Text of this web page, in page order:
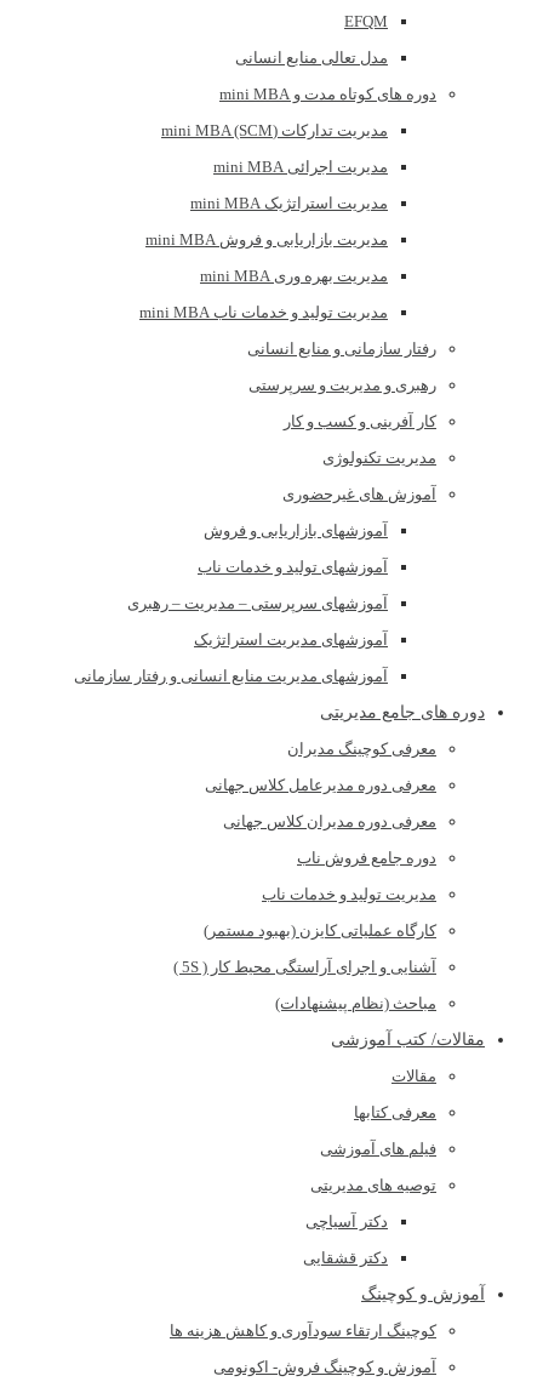
EFQM
مدل تعالی منابع انسانی
دوره های کوتاه مدت و mini MBA
مدیریت تدارکات (mini MBA (SCM
مدیریت اجرائی mini MBA
مدیریت استراتژیک mini MBA
مدیریت بازاریابی و فروش mini MBA
مدیریت بهره وری mini MBA
مدیریت تولید و خدمات ناب mini MBA
رفتار سازمانی و منابع انسانی
رهبری و مدیریت و سرپرستی
کار آفرینی و کسب و کار
مدیریت تکنولوژی
آموزش های غیرحضوری
آموزشهای بازاریابی و فروش
آموزشهای تولید و خدمات ناب
آموزشهای سرپرستی – مدیریت – رهبری
آموزشهای مدیریت استراتژیک
آموزشهای مدیریت منابع انسانی و رفتار سازمانی
دوره های جامع مدیریتی
معرفی کوچینگ مدیران
معرفی دوره مدیرعامل کلاس جهانی
معرفی دوره مدیران کلاس جهانی
دوره جامع فروش ناب
مدیریت تولید و خدمات ناب
کارگاه عملیاتی کایزن (بهبود مستمر)
آشنایی و اجرای آراستگی محیط کار ( 5S )
مباحث (نظام پیشنهادات)
مقالات/ کتب آموزشی
مقالات
معرفی کتابها
فیلم های آموزشی
توصیه های مدیریتی
دکتر آسیاچی
دکتر قشقایی
آموزش و کوچینگ
کوچینگ ارتقاء سودآوری و کاهش هزینه ها
آموزش و کوچینگ فروش- اکونومی